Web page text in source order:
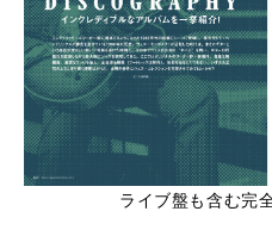
ライブ盤も含む完